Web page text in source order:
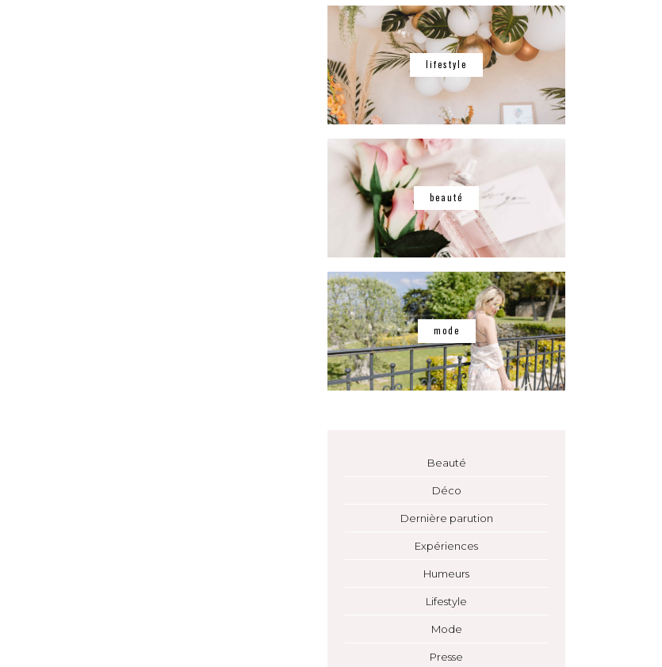
lifestyle
beauté
mode
Beauté
Déco
Dernière parution
Expériences
Humeurs
Lifestyle
Mode
Presse